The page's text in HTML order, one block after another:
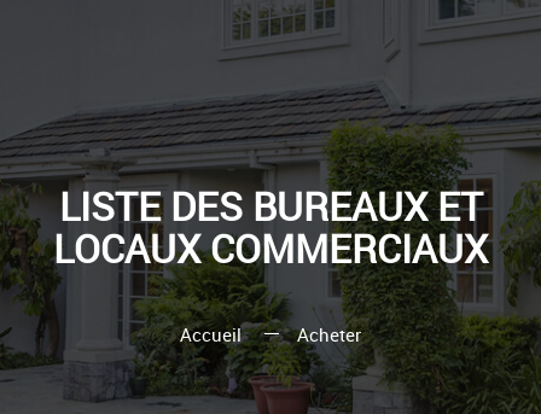
LISTE DES BUREAUX ET
LOCAUX COMMERCIAUX
Accueil Acheter